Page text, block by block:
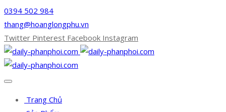
0394 502 984
thang@hoanglongphu.vn
Twitter Pinterest Facebook Instagram
Trang Chủ